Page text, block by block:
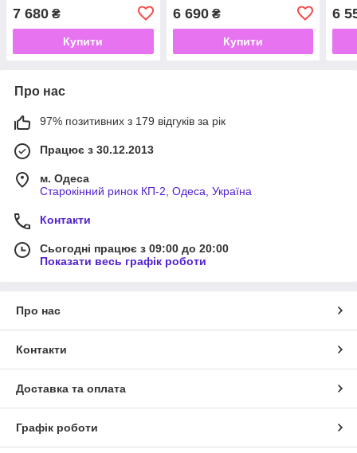
7 680 ₴
Купити
6 690₴
Купити
Вт,
6
Про нас
97% позитивних з 179 відгуків за рік
Працює з 30.12.2013
м. Одеса
Старокінний ринок КП-2, Одеса, Україна
Контакти
Сьогодні працює з 09:00 до 20:00
Показати весь графік роботи
Про нас
Контакти
Доставка та оплата
Графік роботи